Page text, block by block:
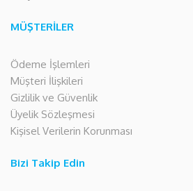
MÜŞTERİLER
Ödeme İşlemleri
Müşteri İlişkileri
Gizlilik ve Güvenlik
Üyelik Sözleşmesi
Kişisel Verilerin Korunması
Bizi Takip Edin